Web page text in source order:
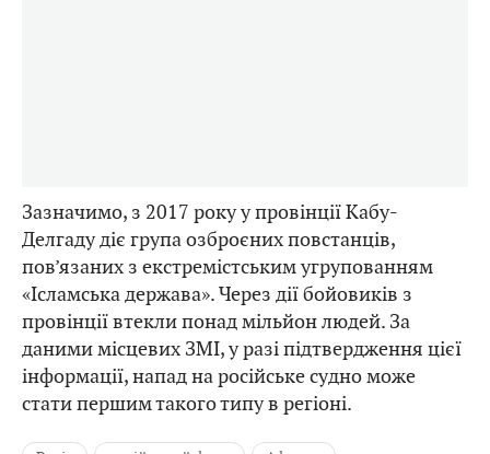
Зазначимо, з 2017 року у провінції Кабу-
Делгаду діє група озброєних повстанців,
пов’язаних з екстремістським угрупованням
«Ісламська держава». Через дії бойовиків з
провінції втекли понад мільйон людей. За
даними місцевих ЗМІ, у разі підтвердження цієї
інформації, напад на російське судно може
стати першим такого типу в регіоні.